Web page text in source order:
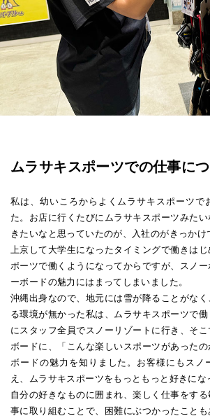
ムラサキスポーツでの仕事に
私は、幼いころからよくムラサキスポーツで
た。お店に行くたびにムラサキスポーツみた
きたいなと思っていたのが、入社のがきっかけ
上京して大学生になったタイミングで働きは
ポーツで働くようになってからですが、スノ
ーボードの魅力にはまってしまいました。
沖縄出身なので、地元には雪が降ることがな
る環境が無かった私は、ムラサキスポーツで
にスタッフ全員でスノーリゾートに行き、そ
ボードに、「こんな楽しいスポーツがあった
ボードの魅力を知りました。お客様にもスノ
え、ムラサキスポーツをもっともっと好きにな
自分の好きなものに囲まれ、楽しく仕事をす
事に取り組むことで、困難にぶつかったこと